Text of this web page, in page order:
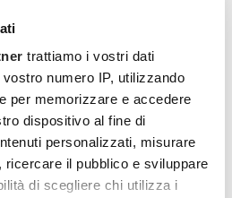
trattiamo i vostri dati
numero IP, utilizzando
per memorizzare e accedere
dispositivo al fine di
personalizzati, misurare
ricercare il pubblico e sviluppare
di scegliere chi utilizza i